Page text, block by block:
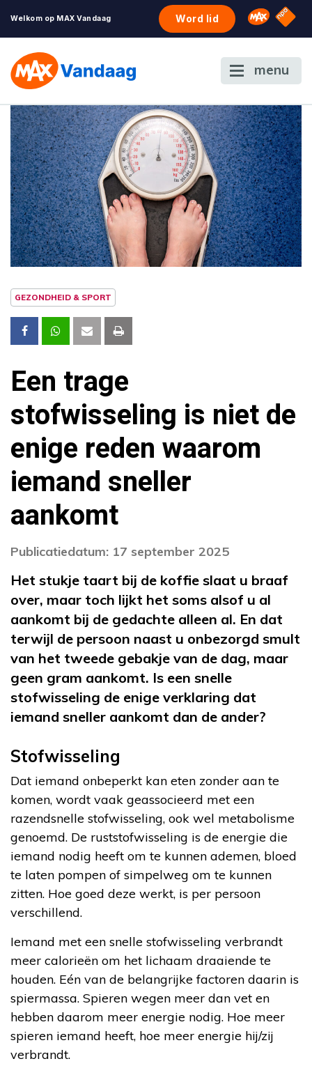
Welkom op MAX Vandaag Word lid Omroep
NPO
menu
GEZONDHEID & SPORT
Een trage
stofwisseling is niet de
enige reden waarom
iemand sneller
aankomt
Publicatiedatum: 17 september 2025
Het stukje taart bij de koffie slaat u braaf
over, maar toch lijkt het soms alsof u al
aankomt bij de gedachte alleen al. En dat
terwijl de persoon naast u onbezorgd smult
van het tweede gebakje van de dag, maar
geen gram aankomt. Is een snelle
stofwisseling de enige verklaring dat
iemand sneller aankomt dan de ander?
Stofwisseling
Dat iemand onbeperkt kan eten zonder aan te
komen, wordt vaak geassocieerd met een
razendsnelle stofwisseling, ook wel metabolisme
genoemd. De ruststofwisseling is de energie die
iemand nodig heeft om te kunnen ademen, bloed
te laten pompen of simpelweg om te kunnen
zitten. Hoe goed deze werkt, is per persoon
verschillend.
Iemand met een snelle stofwisseling verbrandt
meer calorieën om het lichaam draaiende te
houden. Eén van de belangrijke factoren daarin is
spiermassa. Spieren wegen meer dan vet en
hebben daarom meer energie nodig. Hoe meer
spieren iemand heeft, hoe meer energie hij/zij
verbrandt.